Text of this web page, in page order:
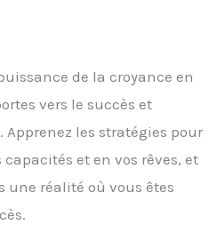
de la croyance en
vers le succès et
les stratégies pour
et en vos rêves, et
une réalité où vous êtes